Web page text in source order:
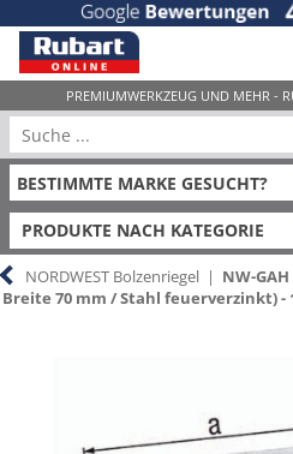
PRODUKTE NACH KATEGORIE
NORDWEST Bolzenriegel | NW-
Breite 70 mm / Stahl feuerverzinkt) -